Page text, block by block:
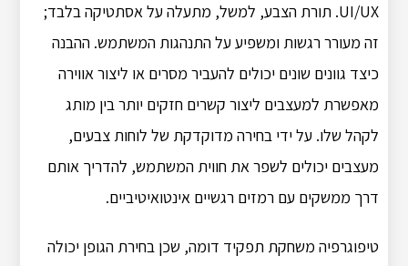
UI/UX. תורת הצבע, למשל, מתעלה על אסתטיקה בלבד;
זה מעורר רגשות ומשפיע על התנהגות המשתמש. ההבנה
כיצד גוונים שונים יכולים להעביר מסרים או ליצור אווירה
מאפשרת למעצבים ליצור קשרים חזקים יותר בין מותג
לקהל שלו. על ידי בחירה מדוקדקת של לוחות צבעים,
מעצבים יכולים לשפר את חווית המשתמש, להדריך אותם
דרך ממשקים עם רמזים רגשיים אינטואיטיביים.
טיפוגרפיה משחקת תפקיד דומה, שכן בחירת הגופן יכולה